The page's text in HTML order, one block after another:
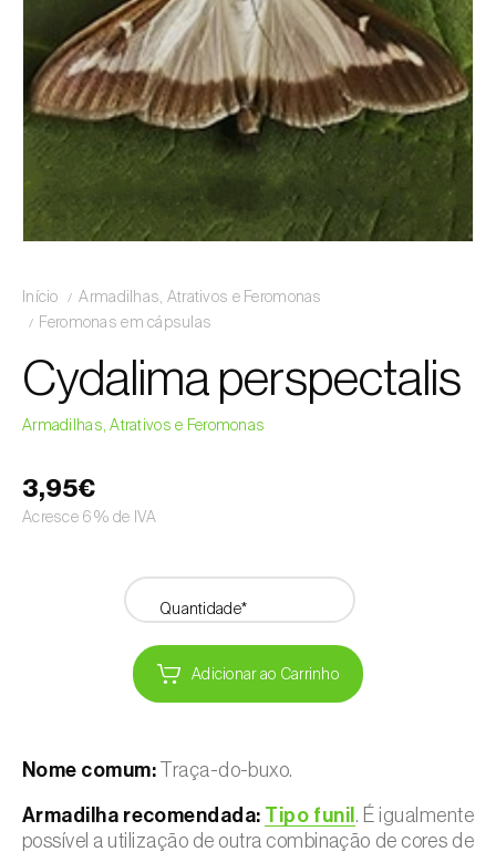
Início
Armadilhas, Atrativos e Feromonas
Feromonas em cápsulas
Cydalima perspectalis
Armadilhas, Atrativos e Feromonas
3,95€
Acresce 6% de IVA
Quantidade*
Adicionar ao Carrinho
Nome comum:Traça-do-buxo.
Armadilha recomendada: Tipo funil . É igualmente
possível a utilização de outra combinação de cores de